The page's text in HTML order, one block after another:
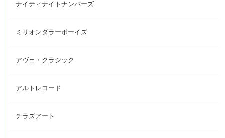
ナイティナイトナンバーズ
ミリオンダラーボーイズ
アヴェ・クラシック
アルトレコード
チラズアート